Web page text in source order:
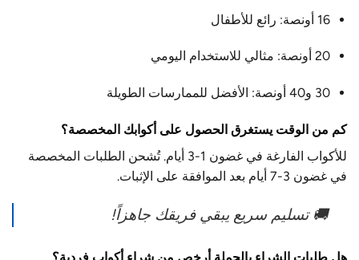
16 أونصة: رائع للأطفال
20 أونصة: مثالي للاستخدام اليومي
30 و40 أونصة: الأفضل للممارسات الطويلة
كم من الوقت يستغرق الحصول على أكوابك المخصصة؟
للأكواب الفارغة في غضون 1-3 أيام. تُشحن الطلبات المخصصة
في غضون 3-7 أيام بعد الموافقة على الإثبات.
🚚 تسليم سريع يبقي فريقك جاهزاً!